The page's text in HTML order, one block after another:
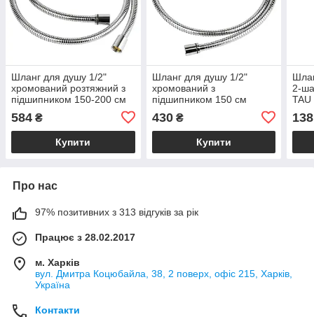
Шланг для душу 1/2"
хромований розтяжний з
підшипником 150-200 см
(9691910)
584 ₴
Купити
Шланг для душу 1/2"
хромований з
підшипником 150 см
(9691911)
430₴
Купити
2-
138
Про нас
97% позитивних з 313 відгуків за рік
Працює з 28.02.2017
м. Харків
вул. Дмитра Коцюбайла, 38, 2 поверх, офіс 215, Харків,
Україна
Контакти